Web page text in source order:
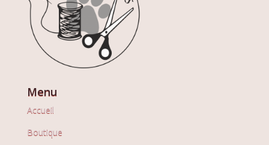
Menu
Accueil
Boutique